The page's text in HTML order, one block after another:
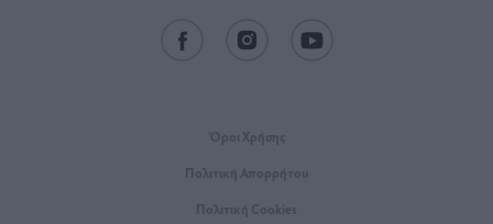
Όροι Xρήσης
Πολιτική Απορρήτου
Πολιτική Cookies